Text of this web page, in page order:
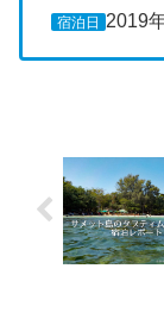
宿泊日 2019